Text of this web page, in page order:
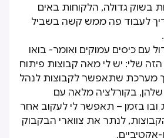
גדולה, הלקוחות באים
לעבוד פה ממש קשה בשביל
עם כיסים עמוקים ואומר- בואו
שלי: יש לי מאה קבוצות פיתוח
מערכת שתאפשר לקבוצות לנהל
בקורלציה מלאה עם
ובו בזמן – תאפשר לי לעקוב אחר
לנתר את צווארי הבקבוק
אקטיביים.